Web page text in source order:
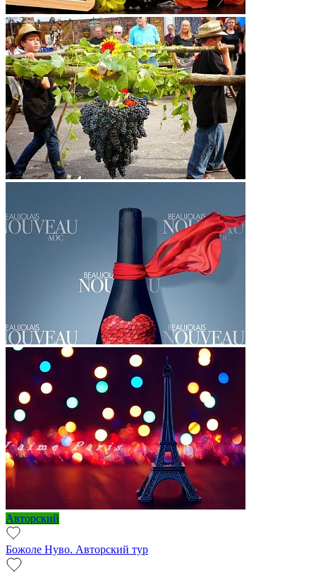
Авторский
Божоле Нуво. Авторский тур